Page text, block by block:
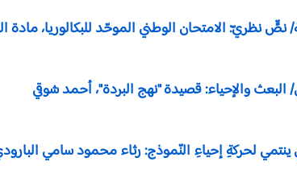
نظريّ: الامتحان الوطني الموحّد للبكالوريا، مادة
والإحياء: قصيدة "نهج البردة"، أحمد شوقي
لحركةِ إحياءِ النّموذج: رثاء محمود سامي